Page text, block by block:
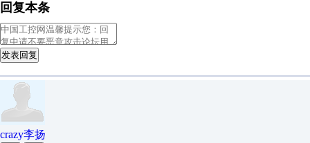
回复本条
发表回复
crazy李扬